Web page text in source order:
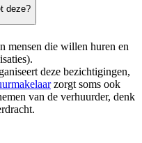
deze?
mensen die willen huren en
deze bezichtigingen,
zorgt soms ook
van de verhuurder, denk